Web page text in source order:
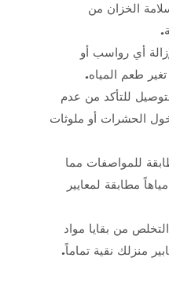
الخزان من
أي رواسب أو
طعم المياه.
للتأكد من عدم
الحشرات أو ملوثات
للمواصفات مما
مطابقة لمعايير
من بقايا مواد
منزلك نقية تماماً.